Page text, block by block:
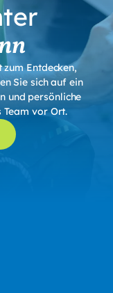
Entdecken,
Sie sich auf ein
und persönliche
Team vor Ort.